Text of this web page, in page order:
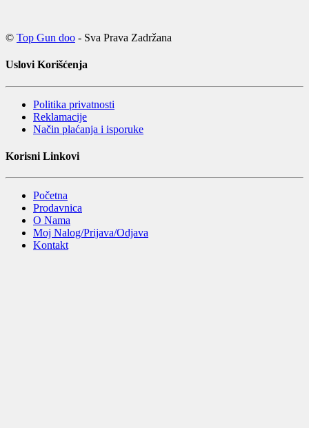
© Top Gun doo - Sva Prava Zadržana
Uslovi Korišćenja
Politika privatnosti
Reklamacije
Način plaćanja i isporuke
Korisni Linkovi
Početna
Prodavnica
O Nama
Moj Nalog/Prijava/Odjava
Kontakt